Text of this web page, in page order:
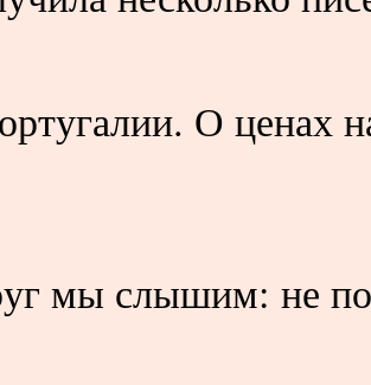
О ценах
мы слышим: не